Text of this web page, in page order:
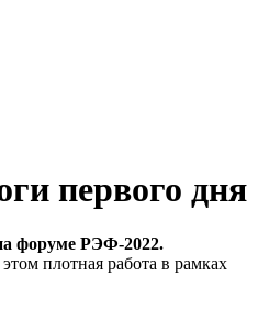
первого дня
форуме РЭФ-2022.
плотная работа в рамках